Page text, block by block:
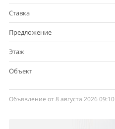
Ставка
Предложение
Этаж
Объект
Объявление от 8 августа 2026 09:10